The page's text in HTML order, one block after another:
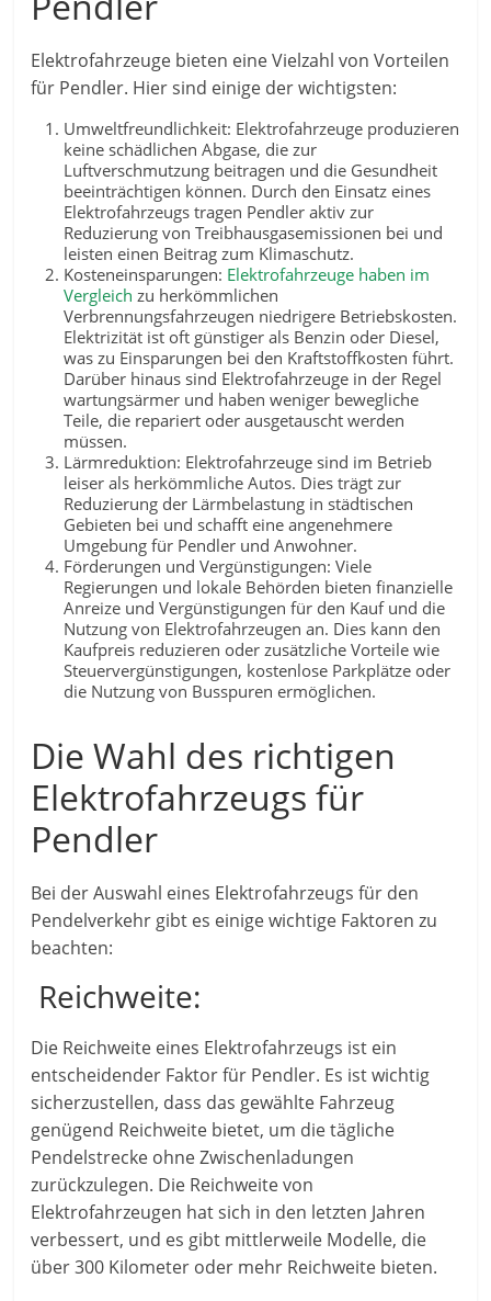
Elektrofahrzeuge bieten eine Vielzahl von Vorteilen
für Pendler. Hier sind einige der wichtigsten:
Umweltfreundlichkeit: Elektrofahrzeuge produzieren
keine schädlichen Abgase, die zur
Luftverschmutzung beitragen und die Gesundheit
beeinträchtigen können. Durch den Einsatz eines
Elektrofahrzeugs tragen Pendler aktiv zur
Reduzierung von Treibhausgasemissionen bei und
leisten einen Beitrag zum Klimaschutz.
Kosteneinsparungen: Elektrofahrzeuge haben im
Vergleich zu herkömmlichen
Verbrennungsfahrzeugen niedrigere Betriebskosten.
Elektrizität ist oft günstiger als Benzin oder Diesel,
was zu Einsparungen bei den Kraftstoffkosten führt.
Darüber hinaus sind Elektrofahrzeuge in der Regel
wartungsärmer und haben weniger bewegliche
Teile, die repariert oder ausgetauscht werden
müssen.
Lärmreduktion: Elektrofahrzeuge sind im Betrieb
leiser als herkömmliche Autos. Dies trägt zur
Reduzierung der Lärmbelastung in städtischen
Gebieten bei und schafft eine angenehmere
Umgebung für Pendler und Anwohner.
Förderungen und Vergünstigungen: Viele
Regierungen und lokale Behörden bieten finanzielle
Anreize und Vergünstigungen für den Kauf und die
Nutzung von Elektrofahrzeugen an. Dies kann den
Kaufpreis reduzieren oder zusätzliche Vorteile wie
Steuervergünstigungen, kostenlose Parkplätze oder
die Nutzung von Busspuren ermöglichen.
Die Wahl des richtigen
Elektrofahrzeugs für
Pendler
Bei der Auswahl eines Elektrofahrzeugs für den
Pendelverkehr gibt es einige wichtige Faktoren zu
beachten:
Reichweite:
Die Reichweite eines Elektrofahrzeugs ist ein
entscheidender Faktor für Pendler. Es ist wichtig
sicherzustellen, dass das gewählte Fahrzeug
genügend Reichweite bietet, um die tägliche
Pendelstrecke ohne Zwischenladungen
zurückzulegen. Die Reichweite von
Elektrofahrzeugen hat sich in den letzten Jahren
verbessert, und es gibt mittlerweile Modelle, die
über 300 Kilometer oder mehr Reichweite bieten.